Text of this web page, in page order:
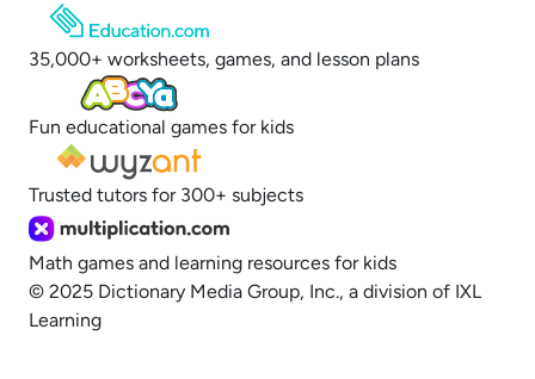
35,000+ worksheets, games, and lesson plans
Fun educational games for kids
Trusted tutors for 300+ subjects
Math games and learning resources for kids
© 2025 Dictionary Media Group, Inc., a division of IXL
Learning